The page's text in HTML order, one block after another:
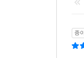
종